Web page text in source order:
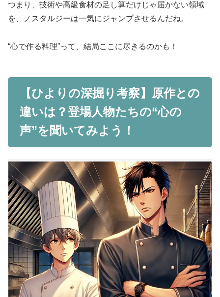
つまり、技術や高級食材の足し算だけじゃ届かない領域
を、ノスタルジーは一気にジャンプさせるんだね。
“心で作る料理”って、結局ここに尽きるのかも！
【ひよりの深掘り考察】原作との
違いは？登場人物たちの“心の
声”を聞いてみよう！